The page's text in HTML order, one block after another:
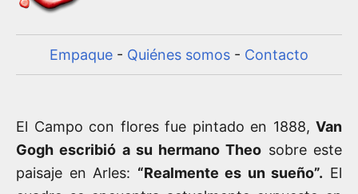
Empaque - Quiénes somos - Contacto
El Campo con flores fue pintado en 1888, Van
Gogh escribió a su hermano Theo sobre este
paisaje en Arles: “Realmente es un sueño”. El